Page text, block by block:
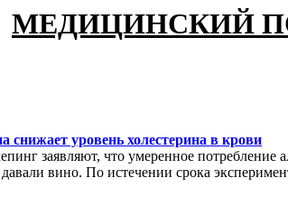
МЕДИЦИНСКИЙ
снижает уровень холестерина в крови
заявляют, что умеренное
вино. По истечении срока